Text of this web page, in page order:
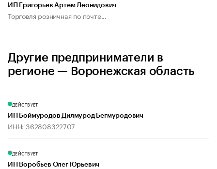
ИП Григорьев Артем Леонидович
Торговля розничная по почте...
Другие предприниматели в
регионе — Воронежская область
ДЕЙСТВУЕТ
ИП Боймуродов Дилмурод Бегмуродович
ИНН: 362808322707
ДЕЙСТВУЕТ
ИП Воробьев Олег Юрьевич